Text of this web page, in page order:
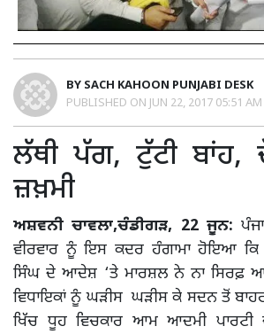
BY SACH KAHOON PUNJABI DESK
PUBLISHED ON JUN 22, 2017 05:51
ਲੱਥੀ ਪੱਗ, ਟੁੱਟੀ ਬਾਂਹ,
ਜ਼ਖ਼ਮੀ
ਅਸ਼ਵਨੀ ਚਾਵਲਾ,ਚੰਡੀਗੜ, 22 ਜੂਨ:
ਵੀਰਵਾਰ ਨੂੰ ਇਸ ਕਦਰ ਹੰਗਾਮਾ ਹੋਇਆ ਕਿ
ਸਿੰਘ ਦੇ ਆਦੇਸ਼ ‘ਤੇ ਮਾਰਸ਼ਲ ਨੇ ਨਾ ਸਿਰਫ਼
ਵਿਧਾਇਕਾਂ ਨੂੰ ਘੜੀਸ ਘੜੀਸ ਕੇ ਸਦਨ ਤੋਂ
ਖਿੱਚ ਧੂਹ ਵਿਚਕਾਰ ਆਮ ਆਦਮੀ ਪਾਰਟੀ